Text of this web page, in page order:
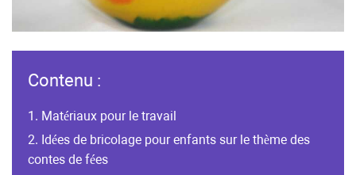
Contenu :
Matériaux pour le travail
Idées de bricolage pour enfants sur le thème des
contes de fées